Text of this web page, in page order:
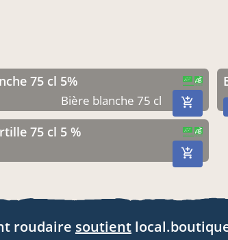
75 cl 5%
Bière blanche 75 cl
75 cl 5 %
roudaire soutient